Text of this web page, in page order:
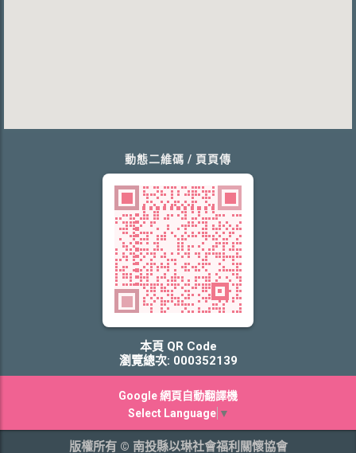
動態二維碼 / 頁頁傳
本頁 QR Code
瀏覽總次: 000352139
Google 網頁自動翻譯機
Select Language ▼
版權所有 © 南投縣以琳社會福利關懷協會